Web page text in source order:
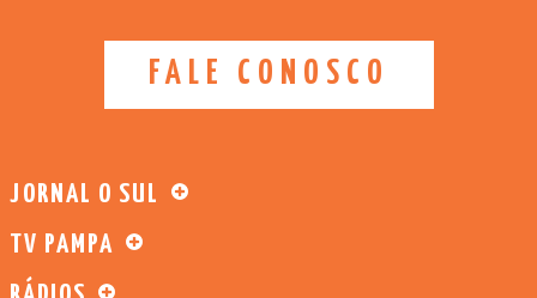
FALE CONOSCO
JORNAL O SUL
TV PAMPA